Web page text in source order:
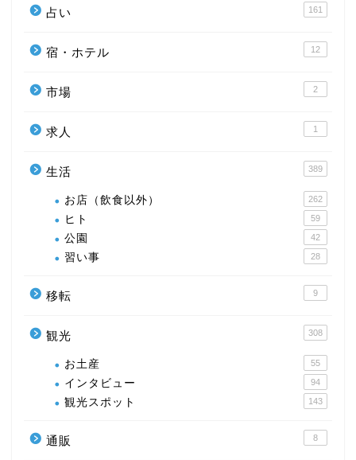
占い 161
宿・ホテル 12
市場 2
求人 1
生活 389
お店（飲食以外） 262
ヒト 59
公園 42
習い事 28
移転 9
観光 308
お土産 55
インタビュー 94
観光スポット 143
通販 8